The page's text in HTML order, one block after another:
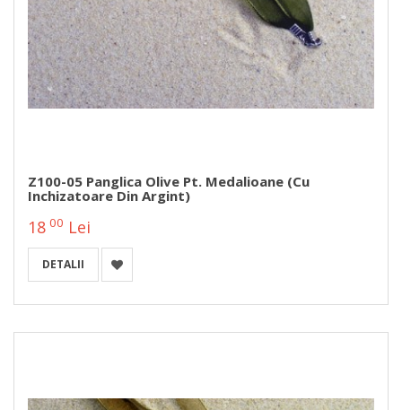
Z100-05 Panglica Olive Pt. Medalioane (cu
Inchizatoare Din Argint)
18 00 Lei
DETALII